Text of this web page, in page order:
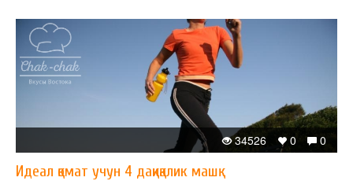
0
0
34526
Идеал қомат учун 4 дақиқалик машқ